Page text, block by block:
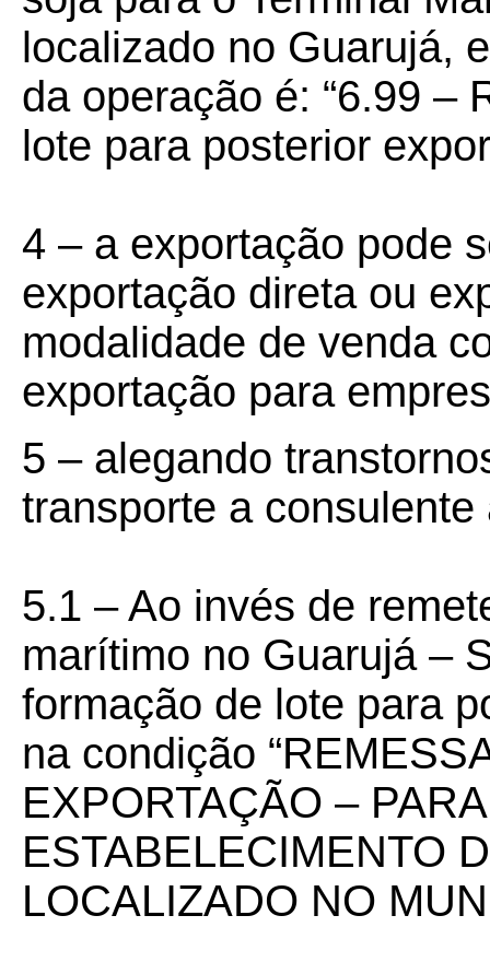
localizado no Guarujá,
da operação é: “6.99 –
lote para posterior
4 – a exportação pode
exportação direta ou
modalidade de venda
exportação para
5 – alegando
transporte a
5.1 – Ao invés de
marítimo no Guarujá –
formação de lote para
na condição
EXPORTAÇÃO –
ESTABELECIMENTO
LOCALIZADO NO